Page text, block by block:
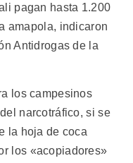
pagan hasta 1.200
amapola, indicaron
Antidrogas de la
los campesinos
narcotráfico, si se
la hoja de coca
los «acopiadores»